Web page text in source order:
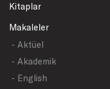
Kitaplar
Makaleler
- Aktüel
- Akademik
- English